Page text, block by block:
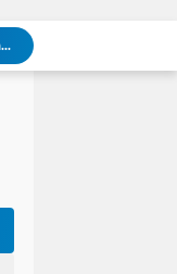
Danramil 0204-24/TTSB Kawal Kegiatan Edukatif Taruna Akpol di SRMA 3 Tebing Tinggi
Bangun Jembatan Gantung 35 Meter, TNI AD Runtuhkan Tembok Isolasi ke Desa Hou Nias
Perkuat Sinergi TNI-Polri, Dandim 0204/DS Tinjau Langsung Aksi Edukatif Taruna Akpol di Sekolah Rakyat Tebing Tinggi